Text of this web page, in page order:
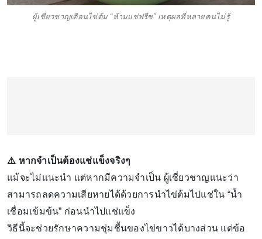
ผู้เชี่ยวชาญเตือนไข่ต้ม “ห้ามแช่ฟรีซ” เหตุผลที่หลายคนไม่รู้
⚠️ หากจำเป็นต้องแช่แข็งจริงๆ
แม้จะไม่แนะนำ แต่หากมีความจำเป็น ผู้เชี่ยวชาญแนะว่า
สามารถลดความเสียหายได้ด้วยการนำไข่ต้มไปแช่ใน “น้ำ
เชื่อมเข้มข้น” ก่อนนำไปแช่แข็ง
วิธีนี้จะช่วยรักษาความชุ่มชื้นของไข่ขาวได้บางส่วน แต่ข้อ